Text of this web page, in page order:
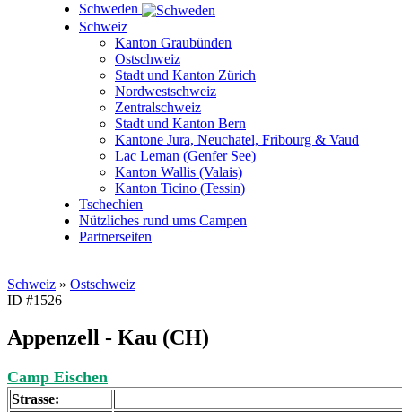
Schweden
Schweiz
Kanton Graubünden
Ostschweiz
Stadt und Kanton Zürich
Nordwestschweiz
Zentralschweiz
Stadt und Kanton Bern
Kantone Jura, Neuchatel, Fribourg & Vaud
Lac Leman (Genfer See)
Kanton Wallis (Valais)
Kanton Ticino (Tessin)
Tschechien
Nützliches rund ums Campen
Partnerseiten
Schweiz » Ostschweiz
ID #1526
Appenzell - Kau (CH)
Camp Eischen
Strasse: